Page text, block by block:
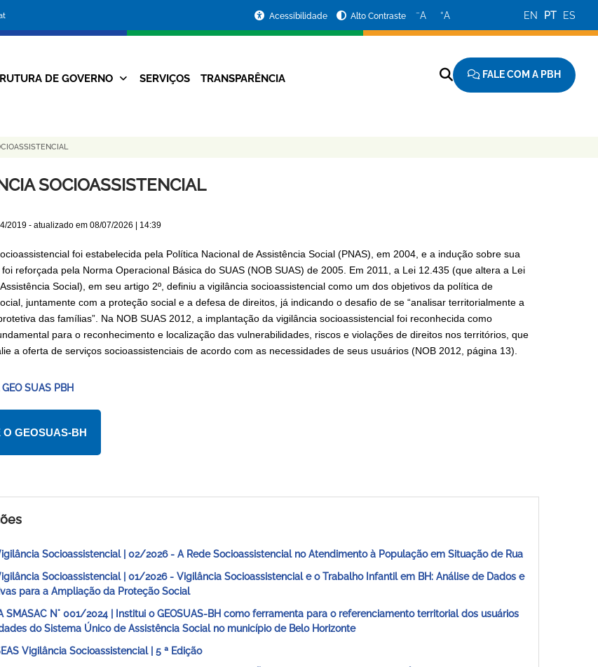
da
Prefeitura
Acessibilidade Alto Contraste −A +A EN PT ES
Navegação
DE GOVERNO SERVIÇOS TRANSPARÊNCIA FALE COM A PBH
SOCIOASSISTENCIAL
2019- atualizado em 08/07/2026 | 14:39
foi estabelecida pela Política Nacional de Assistência Social (PNAS), em 2004, e a indução sobre sua
reforçada pela Norma Operacional Básica do SUAS (NOB SUAS) de 2005. Em 2011, a Lei 12.435 (que altera a Lei
Social), em seu artigo 2º, definiu a vigilância socioassistencial como um dos objetivos da política de
juntamente com a proteção social e a defesa de direitos, já indicando o desafio de se “analisar territorialmente a
das famílias”. Na NOB SUAS 2012, a implantação da vigilância socioassistencial foi reconhecida como
para o reconhecimento e localização das vulnerabilidades, riscos e violações de direitos nos territórios, que
a oferta de serviços socioassistenciais de acordo com as necessidades de seus usuários (NOB 2012, página 13).
SUAS PBH
O GEOSUAS-BH
Socioassistencial | 02/2026 - A Rede Socioassistencial no Atendimento à População em Situação de Rua
Socioassistencial | 01/2026 - Vigilância Socioassistencial e o Trabalho Infantil em BH: Análise de Dados e
para a Ampliação da Proteção Social
SMASAC N° 001/2024 | Institui o GEOSUAS-BH como ferramenta para o referenciamento territorial dos usuários
do Sistema Único de Assistência Social no município de Belo Horizonte
Vigilância Socioassistencial | 5 ª Edição